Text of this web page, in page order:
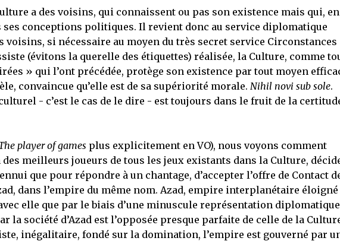
a des voisins, qui connaissent ou pas son existence mais qui, en
ses conceptions politiques. Il revient donc au service diplomatique
voisins, si nécessaire au moyen du très secret service Circonstances
(évitons la querelle des étiquettes) réalisée, la Culture, comme
» qui l’ont précédée, protège son existence par tout moyen
convaincue qu’elle est de sa supériorité morale. Nihil novi sub sole.
- c’est le cas de le dire - est toujours dans le fruit de la
player of games plus explicitement en VO), nous voyons comment
des meilleurs joueurs de tous les jeux existants dans la Culture,
que pour répondre à un chantage, d’accepter l’offre de Contact
dans l’empire du même nom. Azad, empire interplanétaire éloigné
elle que par le biais d’une minuscule représentation
la société d’Azad est l’opposée presque parfaite de celle de la
inégalitaire, fondé sur la domination, l’empire est gouverné par